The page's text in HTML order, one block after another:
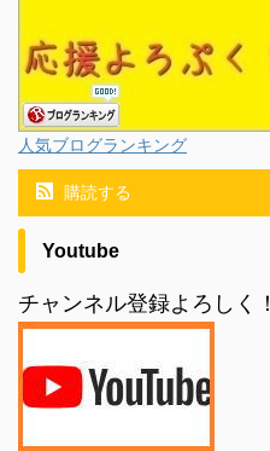
人気ブログランキング
購読する
Youtube
チャンネル登録よろしく！